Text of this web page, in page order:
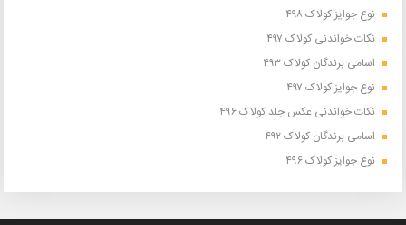
نوع جوایز کولاک ۴۹۸
نکات خواندنی کولاک ۴۹۷
اسامی برندگان کولاک ۴۹۳
نوع جوایز کولاک ۴۹۷
نکات خواندنی عکس جلد کولاک ۴۹۶
اسامی برندگان کولاک ۴۹۲
نوع جوایز کولاک ۴۹۶